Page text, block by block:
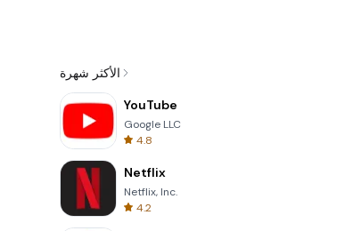
الأكثر شهرة
YouTube
Google LLC
4.8
Netflix
Netflix, Inc.
4.2